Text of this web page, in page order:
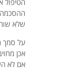
הטיפול
ההסכמה
שלא
על סמך
אכן
אם לא